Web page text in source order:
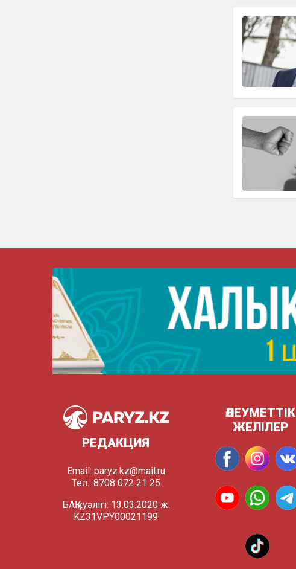
РЕДАКЦИЯ
Email: paryz.kz@mail.ru
Тел.: 8708 072 21 25
БАҚ куәлігі: 13.03.2020 ж.
KZ31VPY00021199
ӘЛЕУМЕТТІК
ЖЕЛІЛЕР